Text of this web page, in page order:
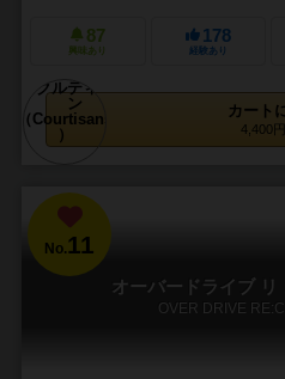
87
興味あり
178
経験あり
カート
4,400
No.11
オーバードライブ リ
OVER DRIVE